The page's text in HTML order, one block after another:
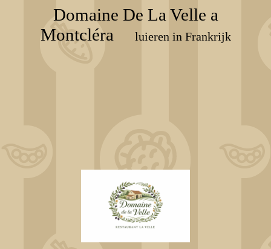
Domaine De La Velle a
Montcléra luieren in Frankrijk